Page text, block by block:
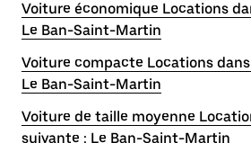
Voiture économique Locations
Le Ban-Saint-Martin
Voiture compacte Locations
Le Ban-Saint-Martin
Voiture de taille moyenne
suivante : Le Ban-Saint-Martin